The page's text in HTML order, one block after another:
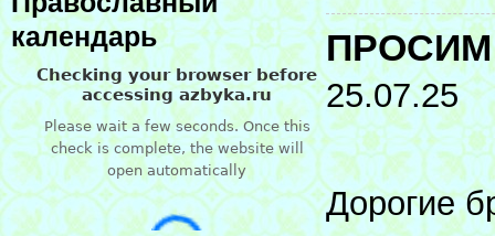
календарь
25.07.25
Дорогие